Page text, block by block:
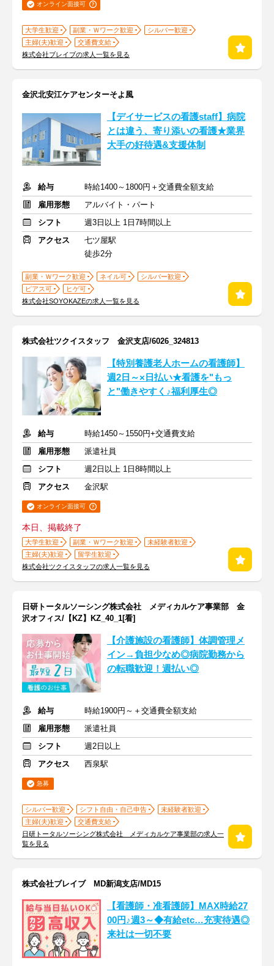
オンライン面接可
大学生歓迎 副業・Ｗワーク歓迎
シルバー歓迎
主婦(夫)歓迎
交通費支給
株式会社ブレイブの求人一覧を見る
金沢北安江ケアセンターそよ風
【デイサービスの看護staff】病院
とは違う、寄り添いの看護★業界
大手の好待遇&支援体制
給与
時給1400～1800円＋交通費全額支給
雇用形態
アルバイト・パート
シフト
週3日以上 1日7時間以上
アクセス
七ツ屋駅
徒歩2分
副業・Ｗワーク歓迎 ネイル可
シルバー歓迎
ピアス可
ヒゲ可
株式会社SOYOKAZEの求人一覧を見る
株式会社ツクイスタッフ 金沢支店/6026_324813
【特別養護老人ホームの看護師】
週2日～×日払い★看護を"もっ
と"働きやすく♪福利厚生◎
給与
時給1450～1550円+交通費支給
雇用形態
派遣社員
シフト
週2日以上 1日8時間以上
アクセス
金沢駅
オンライン面接可
本日、掲載終了
大学生歓迎 副業・Ｗワーク歓迎
未経験者歓迎
主婦(夫)歓迎
留学生歓迎
株式会社ツクイスタッフの求人一覧を見る
日研トータルソーシング株式会社 メディカルケア事業部 金
沢オフィス/【KZ】KZ_40_1[看]
【介護施設の看護師】体調管理メ
イン→負担少なめ◎病院勤務から
の転職歓迎！週払い◎
給与
時給1900円～＋交通費全額支給
雇用形態
派遣社員
シフト
週2日以上
アクセス
西泉駅
急募
シルバー歓迎 シフト自由・自己申告
未経験者歓迎
主婦(夫)歓迎
交通費支給
日研トータルソーシング株式会社 メディカルケア事業部の求人一
覧を見る
株式会社ブレイブ MD新潟支店/MD15
【看護師・准看護師】MAX時給27
00円♪週3～◆有給etc…充実待遇◎
来社は一切不要